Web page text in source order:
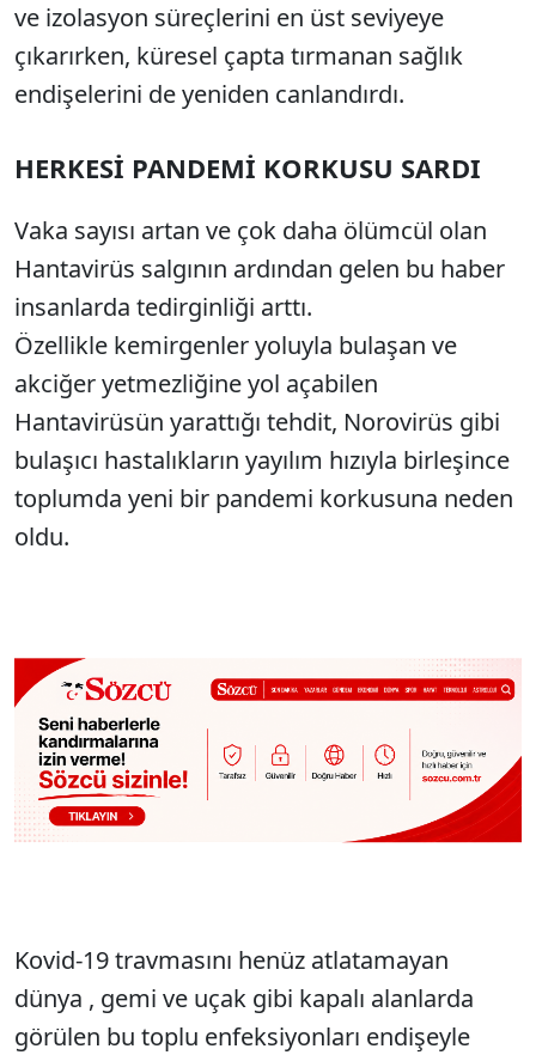
ve izolasyon süreçlerini en üst seviyeye
çıkarırken, küresel çapta tırmanan sağlık
endişelerini de yeniden canlandırdı.
HERKESİ PANDEMİ KORKUSU SARDI
Vaka sayısı artan ve çok daha ölümcül olan
Hantavirüs salgının ardından gelen bu haber
insanlarda tedirginliği arttı.
Özellikle kemirgenler yoluyla bulaşan ve
akciğer yetmezliğine yol açabilen
Hantavirüsün yarattığı tehdit, Norovirüs gibi
bulaşıcı hastalıkların yayılım hızıyla birleşince
toplumda yeni bir pandemi korkusuna neden
oldu.
Kovid-19 travmasını henüz atlatamayan
dünya , gemi ve uçak gibi kapalı alanlarda
görülen bu toplu enfeksiyonları endişeyle